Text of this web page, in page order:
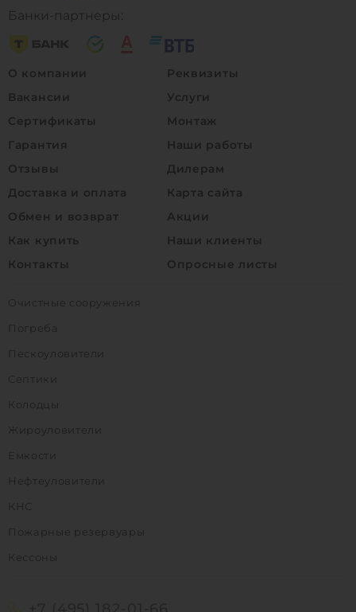
Банки-партнеры:
О компании
Вакансии
Сертификаты
Гарантия
Отзывы
Доставка и оплата
Обмен и возврат
Как купить
Контакты
Реквизиты
Услуги
Монтаж
Наши работы
Дилерам
Карта сайта
Акции
Наши клиенты
Опросные листы
Очистные сооружения
Погреба
Пескоуловители
Септики
Колодцы
Жироуловители
Емкости
Нефтеуловители
КНС
Пожарные резервуары
Кессоны